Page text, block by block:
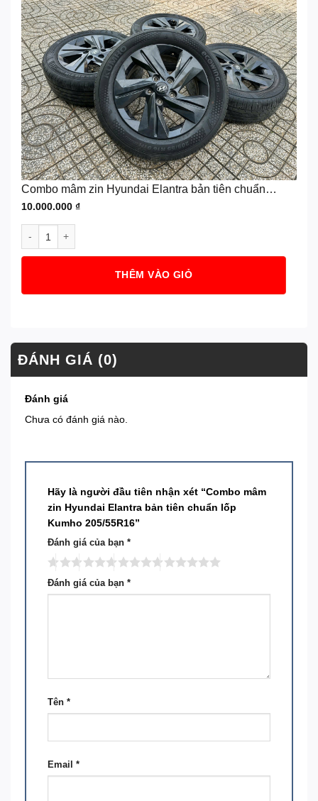
Combo mâm zin Hyundai Elantra bản tiên chuẩn
lốp Kumho 205/55R16
10.000.000 ₫
THÊM VÀO GIỎ
ĐÁNH GIÁ (0)
Đánh giá
Chưa có đánh giá nào.
Hãy là người đầu tiên nhận xét “Combo mâm
zin Hyundai Elantra bản tiên chuẩn lốp
Kumho 205/55R16”
Đánh giá của bạn *
Đánh giá của bạn *
Tên *
Email *